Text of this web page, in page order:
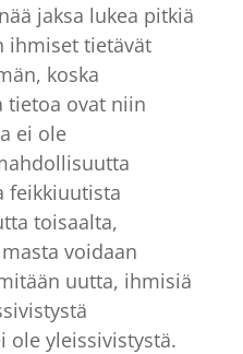
jaksa lukea pitkiä
ihmiset tietävät
koska
tietoa ovat niin
ei ole
feikkiuutista
toisaalta,
voidaan
uutta, ihmisiä
ole yleissivistystä.